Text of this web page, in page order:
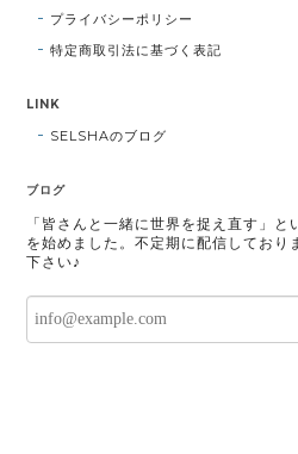
プライバシーポリシー
特定商取引法に基づく表記
LINK
SELSHAのブログ
ブログ
「皆さんと一緒に世界を捉え直す」
を始めました。不定期に配信しており
下さい♪